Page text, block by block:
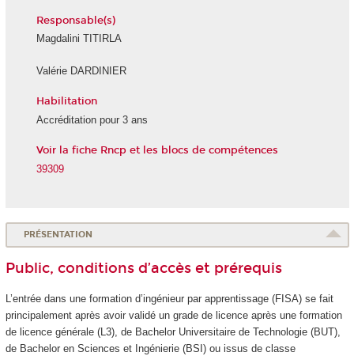
Responsable(s)
Magdalini TITIRLA
Valérie DARDINIER
Habilitation
Accréditation pour 3 ans
Voir la fiche Rncp et les blocs de compétences
39309
PRÉSENTATION
Public, conditions d’accès et prérequis
L’entrée dans une formation d’ingénieur par apprentissage (FISA) se fait
principalement après avoir validé un grade de licence après une formation
de licence générale (L3), de Bachelor Universitaire de Technologie (BUT),
de Bachelor en Sciences et Ingénierie (BSI) ou issus de classe